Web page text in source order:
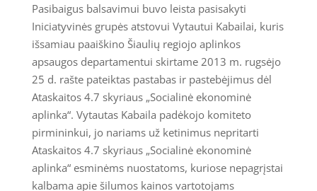
Pasibaigus balsavimui buvo leista pasisakyti
Iniciatyvinės grupės atstovui Vytautui Kabailai, kuris
išsamiau paaiškino Šiaulių regiojo aplinkos
apsaugos departamentui skirtame 2013 m. rugsėjo
25 d. rašte pateiktas pastabas ir pastebėjimus dėl
Ataskaitos 4.7 skyriaus „Socialinė ekonominė
aplinka“. Vytautas Kabaila padėkojo komiteto
pirmininkui, jo nariams už ketinimus nepritarti
Ataskaitos 4.7 skyriaus „Socialinė ekonominė
aplinka“ esminėms nuostatoms, kuriose nepagrįstai
kalbama apie šilumos kainos vartotojams